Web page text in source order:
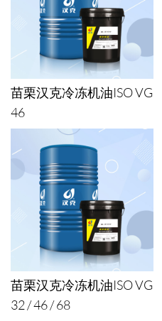
苗栗汉克冷冻机油ISO VG
46
苗栗汉克冷冻机油ISO VG
32 / 46 / 68